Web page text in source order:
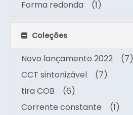
Forma redonda
(1)
Coleções
Novo lançamento 2022
(7)
CCT sintonizável
(7)
tira COB
(6)
Corrente constante
(1)